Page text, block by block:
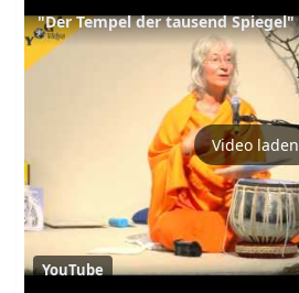
Video laden
YouTube